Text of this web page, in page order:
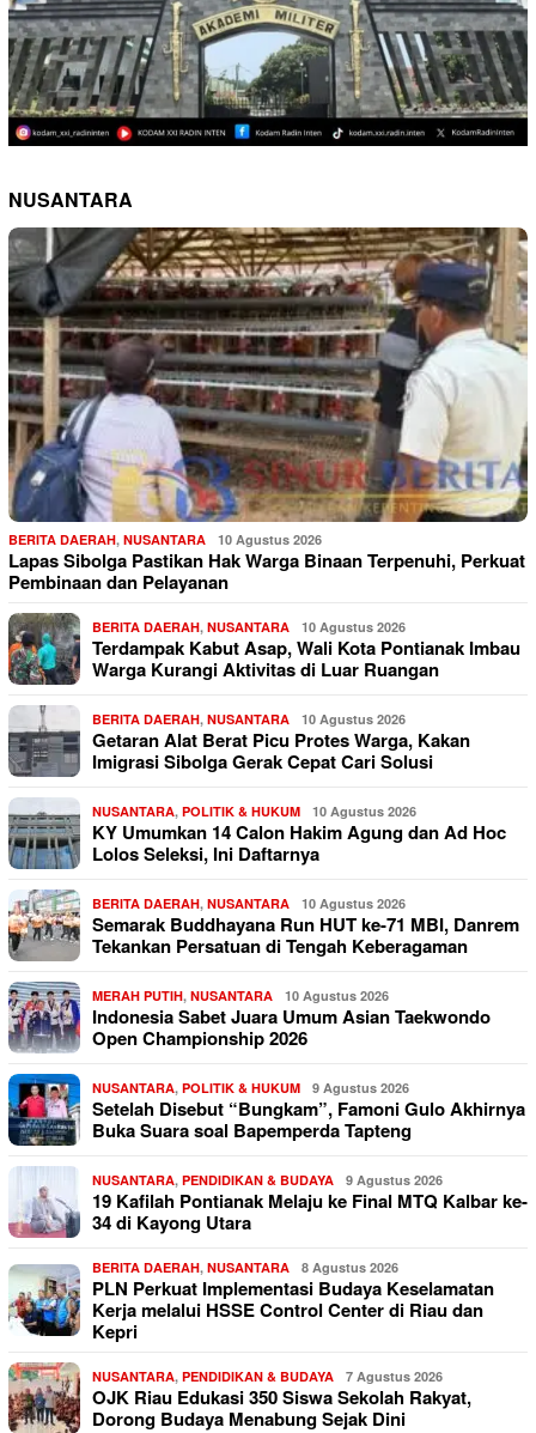
NUSANTARA
BERITA DAERAH, NUSANTARA 10 Agustus 2026
Lapas Sibolga Pastikan Hak Warga Binaan Terpenuhi, Perkuat
Pembinaan dan Pelayanan
BERITA DAERAH, NUSANTARA 10 Agustus 2026
Terdampak Kabut Asap, Wali Kota Pontianak Imbau
Warga Kurangi Aktivitas di Luar Ruangan
BERITA DAERAH, NUSANTARA 10 Agustus 2026
Getaran Alat Berat Picu Protes Warga, Kakan
Imigrasi Sibolga Gerak Cepat Cari Solusi
NUSANTARA, POLITIK & HUKUM 10 Agustus 2026
KY Umumkan 14 Calon Hakim Agung dan Ad Hoc
Lolos Seleksi, Ini Daftarnya
BERITA DAERAH, NUSANTARA 10 Agustus 2026
Semarak Buddhayana Run HUT ke-71 MBI, Danrem
Tekankan Persatuan di Tengah Keberagaman
MERAH PUTIH, NUSANTARA 10 Agustus 2026
Indonesia Sabet Juara Umum Asian Taekwondo
Open Championship 2026
NUSANTARA, POLITIK & HUKUM 9 Agustus 2026
Setelah Disebut “Bungkam”, Famoni Gulo Akhirnya
Buka Suara soal Bapemperda Tapteng
NUSANTARA, PENDIDIKAN & BUDAYA 9 Agustus 2026
19 Kafilah Pontianak Melaju ke Final MTQ Kalbar ke-
34 di Kayong Utara
BERITA DAERAH, NUSANTARA 8 Agustus 2026
PLN Perkuat Implementasi Budaya Keselamatan
Kerja melalui HSSE Control Center di Riau dan
Kepri
NUSANTARA, PENDIDIKAN & BUDAYA 7 Agustus 2026
OJK Riau Edukasi 350 Siswa Sekolah Rakyat,
Dorong Budaya Menabung Sejak Dini